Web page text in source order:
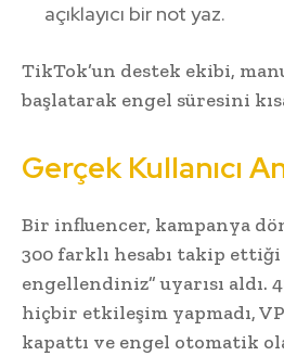
açıklayıcı bir not yaz.
TikTok’un destek ekibi,
başlatarak engel süresini
Gerçek Kullanıcı
Bir influencer, kampanya
300 farklı hesabı takip
engellendiniz” uyarısı aldı.
hiçbir etkileşim yapmadı,
kapattı ve engel otomatik